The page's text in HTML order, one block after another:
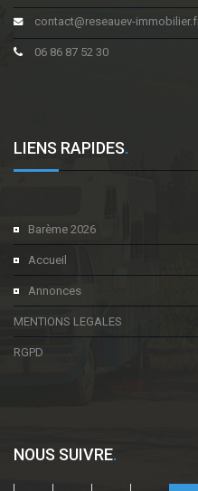
contact@reseauev-
06 86 87 52 30
LIENS RAPIDES.
Barème 2026
Accueil
Annonces
MENTIONS LEGALES
RGPD
NOUS SUIVRE.